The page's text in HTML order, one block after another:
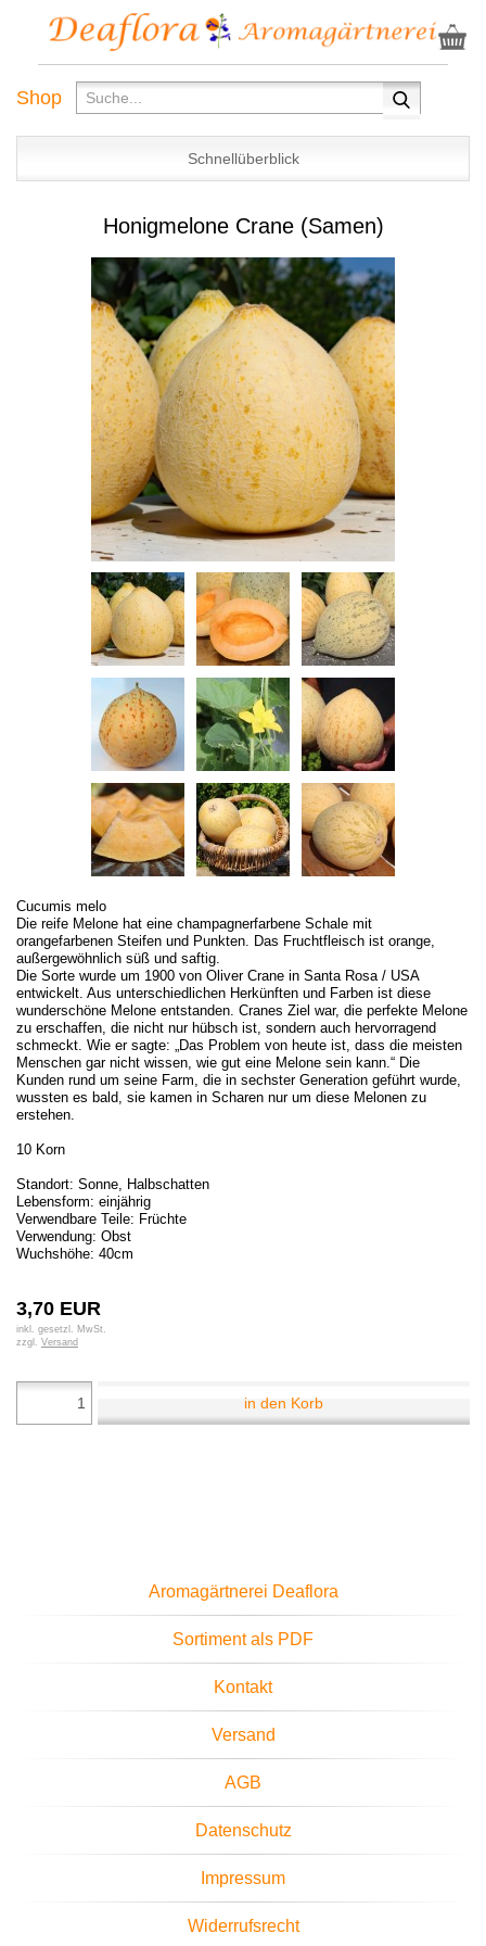
Shop
Schnellüberblick
Honigmelone Crane (Samen)
Cucumis melo
Die reife Melone hat eine champagnerfarbene Schale mit
orangefarbenen Steifen und Punkten. Das Fruchtfleisch ist orange,
außergewöhnlich süß und saftig.
Die Sorte wurde um 1900 von Oliver Crane in Santa Rosa / USA
entwickelt. Aus unterschiedlichen Herkünften und Farben ist diese
wunderschöne Melone entstanden. Cranes Ziel war, die perfekte Melone
zu erschaffen, die nicht nur hübsch ist, sondern auch hervorragend
schmeckt. Wie er sagte: „Das Problem von heute ist, dass die meisten
Menschen gar nicht wissen, wie gut eine Melone sein kann.“ Die
Kunden rund um seine Farm, die in sechster Generation geführt wurde,
wussten es bald, sie kamen in Scharen nur um diese Melonen zu
erstehen.
10 Korn
Standort: Sonne, Halbschatten
Lebensform: einjährig
Verwendbare Teile: Früchte
Verwendung: Obst
Wuchshöhe: 40cm
3,70 EUR
inkl. gesetzl. MwSt.
zzgl. Versand
in den Korb
Aromagärtnerei Deaflora
Sortiment als PDF
Kontakt
Versand
AGB
Datenschutz
Impressum
Widerrufsrecht